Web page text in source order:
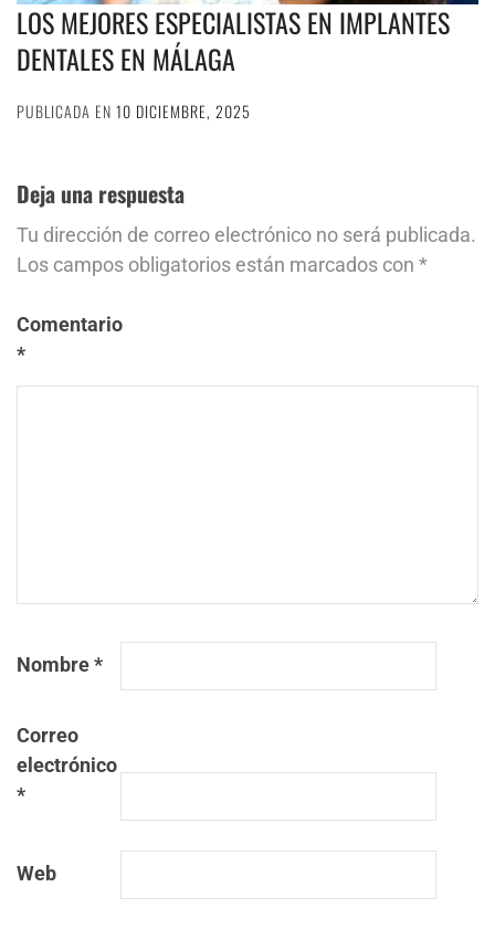
LOS MEJORES ESPECIALISTAS EN IMPLANTES
DENTALES EN MÁLAGA
PUBLICADA EN 10 DICIEMBRE, 2025
Deja una respuesta
Tu dirección de correo electrónico no será publicada.
Los campos obligatorios están marcados con *
Comentario
*
Nombre*
Correo
electrónico
*
Web